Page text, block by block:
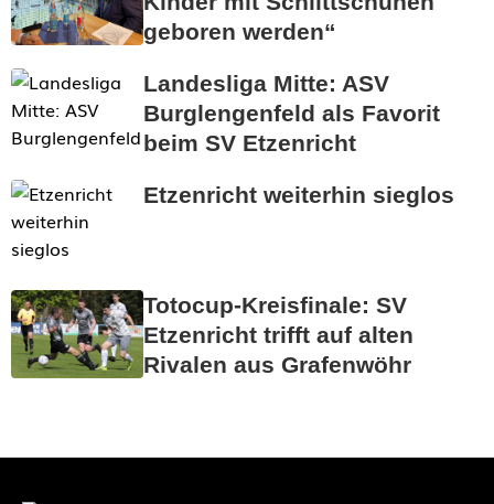
geboren werden“
Landesliga Mitte: ASV
Burglengenfeld als Favorit
beim SV Etzenricht
Etzenricht weiterhin sieglos
Totocup-Kreisfinale: SV
Etzenricht trifft auf alten
Rivalen aus Grafenwöhr